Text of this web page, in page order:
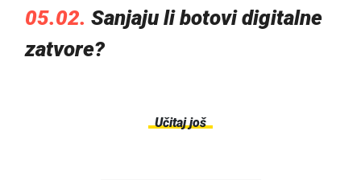
05.02. Sanjaju li botovi digitalne
zatvore?
Učitaj još